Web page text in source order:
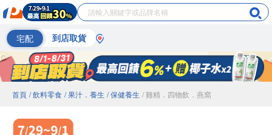
宅配 到店取貨
首頁 / 飲料零食 / 果汁．養生 / 保健養生 / 雞精．四物飲．燕窩